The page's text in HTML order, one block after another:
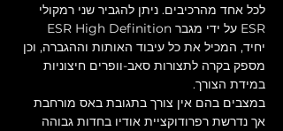
לכל אחד מהרכיבים. ניתן להגביר שני רמקולי
יחיד, המכיל את כל עיבוד האותות וההגברה, וכן
מספק בקרה לתצורות סאב-וופרים חיצוניות
במידת הצורך.
במצבים בהם אין צורך בתגובת באס מורחבת
אך נדרשת רפרודוקציית אודיו בחדות גבוהה